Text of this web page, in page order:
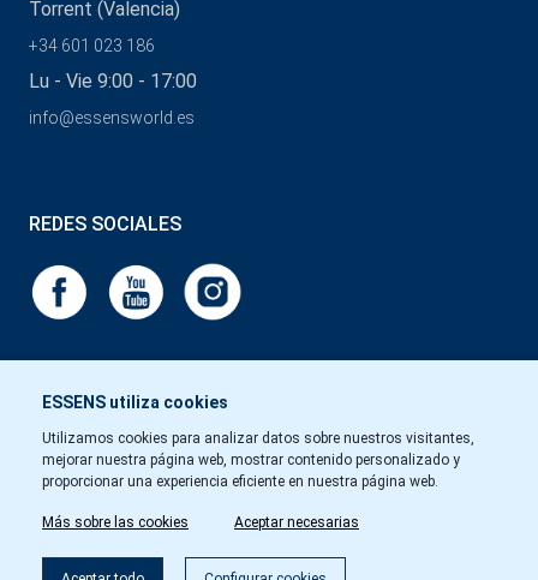
ESSENS utiliza cookies
Utilizamos cookies para analizar datos sobre nuestros visitantes,
mejorar nuestra página web, mostrar contenido personalizado y
proporcionar una experiencia eficiente en nuestra página web.
Más sobre las cookies Aceptar necesarias
Torrent (Valencia)
+34 601 023 186
Lu - Vie 9:00 - 17:00
info@essensworld.es
REDES SOCIALES